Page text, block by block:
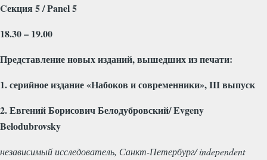
Cекция 5 /Panel5
18.30 – 19.00
Представление новых изданий, вышедших из печати:
1. серийное издание «Набоков и современники», III выпуск
2. Евгений Борисович Белодубровский/Evgeny
Belodubrovsky
независимый исследователь, Санкт-Петербург/ independent